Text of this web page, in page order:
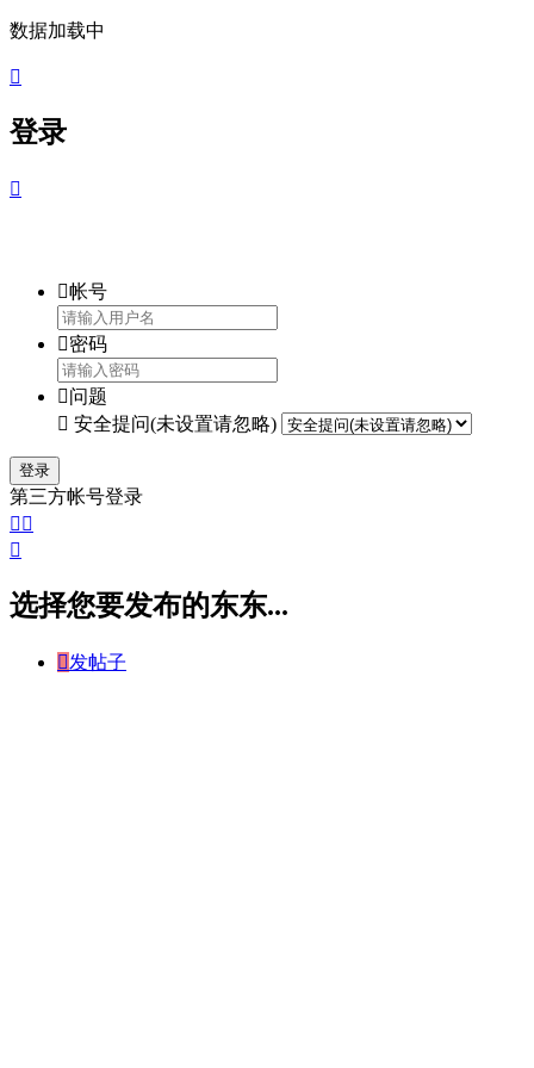
数据加载中

登录

帐号
密码
问题
 安全提问(未设置请忽略)
登录
第三方帐号登录
 

选择您要发布的东东...
发帖子